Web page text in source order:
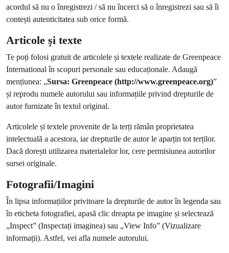
acordul să nu o înregistrezi / să nu încerci să o înregistrezi sau să îi
contești autenticitatea sub orice formă.
Articole și texte
Te poți folosi gratuit de articolele și textele realizate de Greenpeace
International în scopuri personale sau educaționale. Adaugă
mențiunea: „Sursa: Greenpeace (http://www.greenpeace.org)”
și reprodu numele autorului sau informațiile privind drepturile de
autor furnizate în textul original.
Articolele și textele provenite de la terți rămân proprietatea
intelectuală a acestora, iar drepturile de autor le aparțin tot terților.
Dacă dorești utilizarea materialelor lor, cere permisiunea autorilor
sursei originale.
Fotografii/Imagini
În lipsa informațiilor privitoare la drepturile de autor în legenda sau
în eticheta fotografiei, apasă clic dreapta pe imagine și selectează
„Inspect” (Inspectați imaginea) sau „View Info” (Vizualizare
informații). Astfel, vei afla numele autorului.